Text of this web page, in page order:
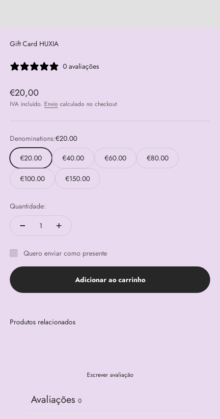
Gift Card HUXIA
0 avaliações
Preço promocional
€20,00
IVA incluído. Envio calculado no checkout
Denominations:€20.00
€20.00
€40.00 €60.00 €80.00
€100.00 €150.00
Quantidade:
Quero enviar como presente
Adicionar ao carrinho
Escrever avaliação
Avaliações 0